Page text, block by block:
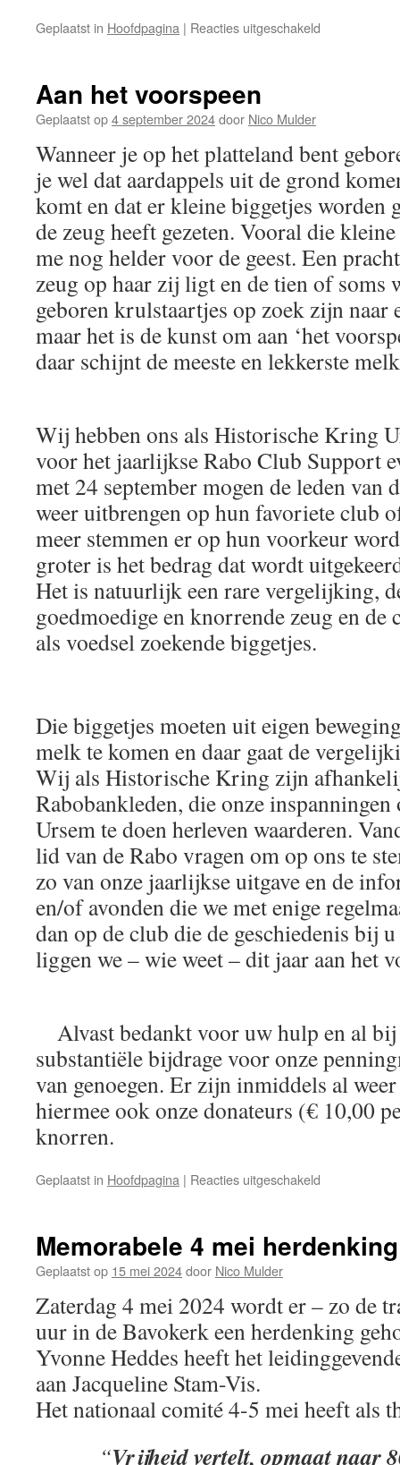
Geplaatst in Hoofdpagina | Reacties uitgeschakeld
Aan het voorspeen
Geplaatst op4 september 2024door Nico Mulder
Wanneer je op het platteland bent
je wel dat aardappels uit de grond
komt en dat er kleine biggetjes worden
de zeug heeft gezeten. Vooral die
me nog helder voor de geest. Een
zeug op haar zij ligt en de tien of soms
geboren krulstaartjes op zoek zijn naar
maar het is de kunst om aan ‘het
daar schijnt de meeste en lekkerste
Wij hebben ons als Historische Kring
voor het jaarlijkse Rabo Club Support
met 24 september mogen de leden van
weer uitbrengen op hun favoriete club
meer stemmen er op hun voorkeur
groter is het bedrag dat wordt
Het is natuurlijk een rare vergelijking,
goedmoedige en knorrende zeug en de
als voedsel zoekende biggetjes.
Die biggetjes moeten uit eigen
melk te komen en daar gaat de
Wij als Historische Kring zijn
Rabobankleden, die onze
Ursem te doen herleven waarderen.
lid van de Rabo vragen om op ons te
zo van onze jaarlijkse uitgave en de
en/of avonden die we met enige
dan op de club die de geschiedenis bij
liggen we – wie weet – dit jaar aan het
Alvast bedankt voor uw hulp en al bij
substantiële bijdrage voor onze
van genoegen. Er zijn inmiddels al
hiermee ook onze donateurs (€ 10,00
knorren.
Geplaatst in Hoofdpagina | Reacties uitgeschakeld
Memorabele 4 mei herdenking
Geplaatst op 15 mei 2024door Nico Mulder
Zaterdag 4 mei 2024 wordt er – zo de
uur in de Bavokerk een herdenking
Yvonne Heddes heeft het
aan Jacqueline Stam-Vis.
Het nationaal comité 4-5 mei heeft als
“Vrijheid vertelt, opmaat naar